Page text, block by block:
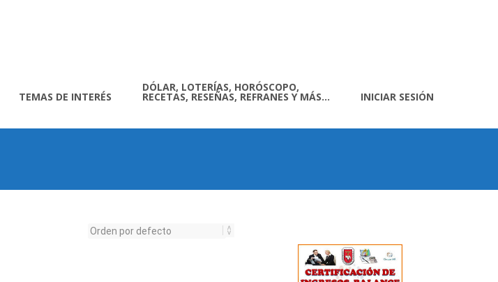
TEMAS DE INTERÉS
DÓLAR, LOTERÍAS, HORÓSCOPO,
RECETAS, RESEÑAS, REFRANES Y MÁS… INICIAR SESIÓN